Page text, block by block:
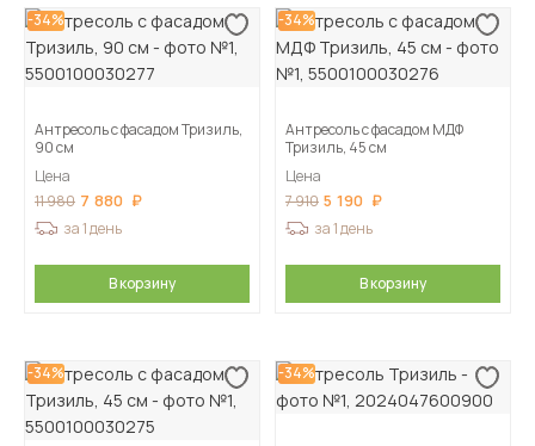
-34%
Антресоль с фасадом Тризиль,
90 см
Цена
11 980 7 880
за 1 день
В корзину
-34%
Антресоль с фасадом МДФ
Тризиль, 45 см
Цена
7 910 5 190
за 1 день
В корзину
-34% -34%